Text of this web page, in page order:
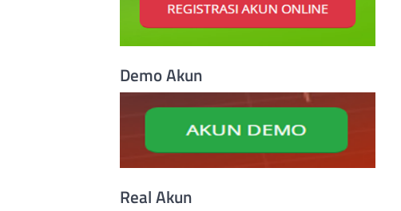
Demo Akun
Real Akun